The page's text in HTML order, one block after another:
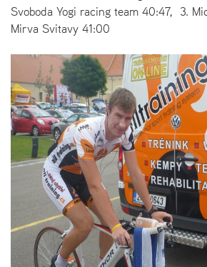
Svoboda Yogi racing team 40:47, 3.
Mirva Svitavy 41:00